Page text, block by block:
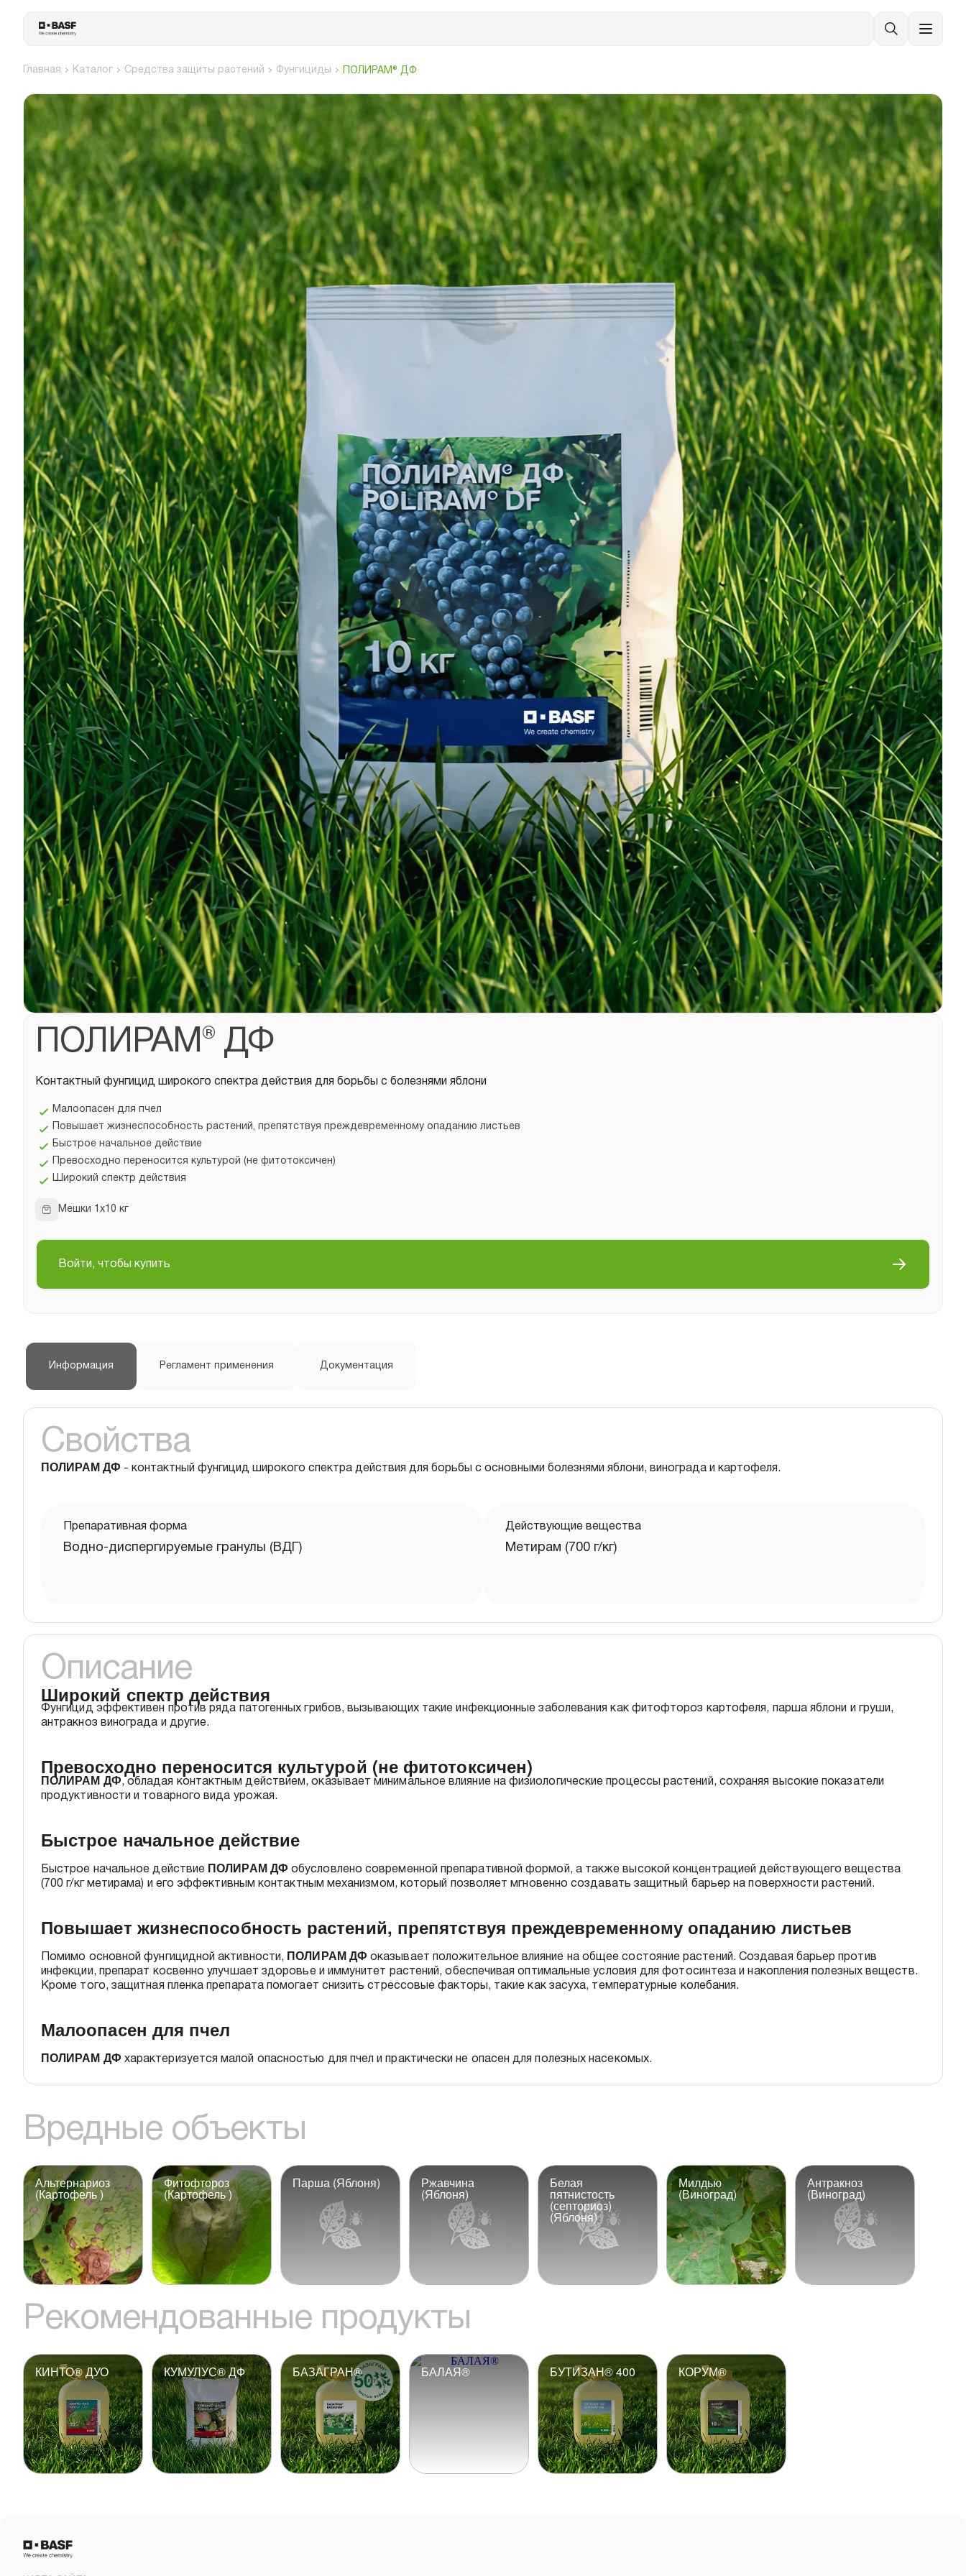
Главная Каталог Средства защиты растений Фунгициды ПОЛИРАМ® ДФ
ПОЛИРАМ® ДФ
Контактный фунгицид широкого спектра действия для борьбы с болезнями яблони
Малоопасен для пчел
Повышает жизнеспособность растений, препятствуя преждевременному опаданию листьев
Быстрое начальное действие
Превосходно переносится культурой (не фитотоксичен)
Широкий спектр действия
Мешки 1х10 кг
Войти, чтобы купить
Информация Регламент применения Документация
Свойства
ПОЛИРАМ ДФ - контактный фунгицид широкого спектра действия для борьбы с основными болезнями яблони, винограда и картофеля.
Препаративная форма
Водно-диспергируемые гранулы (ВДГ)
Действующие вещества
Метирам (700 г/кг)
Описание
Широкий спектр действия
Фунгицид эффективен против ряда патогенных грибов, вызывающих такие инфекционные заболевания как фитофтороз картофеля, парша яблони и груши,
антракноз винограда и другие.
Превосходно переносится культурой (не фитотоксичен)
ПОЛИРАМ ДФ, обладая контактным действием, оказывает минимальное влияние на физиологические процессы растений, сохраняя высокие показатели
продуктивности и товарного вида урожая.
Быстрое начальное действие
Быстрое начальное действие ПОЛИРАМ ДФ обусловлено современной препаративной формой, а также высокой концентрацией действующего вещества
(700 г/кг метирама) и его эффективным контактным механизмом, который позволяет мгновенно создавать защитный барьер на поверхности растений.
Повышает жизнеспособность растений, препятствуя преждевременному опаданию листьев
Помимо основной фунгицидной активности, ПОЛИРАМДФоказывает положительное влияние на общее состояние растений. Создавая барьер против
инфекции, препарат косвенно улучшает здоровье и иммунитет растений, обеспечивая оптимальные условия для фотосинтеза и накопления полезных веществ.
Кроме того, защитная пленка препарата помогает снизить стрессовые факторы, такие как засуха, температурные колебания.
Малоопасен для пчел
ПОЛИРАМ ДФ характеризуется малой опасностью для пчел и практически не опасен для полезных насекомых.
Вредные объекты
Альтернариоз
(Картофель )
Фитофтороз
(Картофель )
Парша (Яблоня) Ржавчина
(Яблоня)
Белая
пятнистость
(септориоз)
(Яблоня)
Милдью
(Виноград)
Антракноз
(Виноград)
Рекомендованные продукты
КИНТО® ДУО КУМУЛУС® ДФ БАЗАГРАН® БАЛАЯ® БУТИЗАН® 400 КОРУМ®